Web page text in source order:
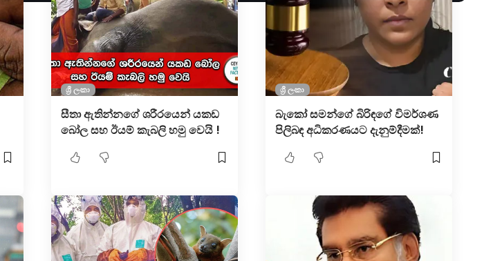
ශ්‍රී ලංකා
සීතා ඇතින්නගේ ශරීරයෙන් යකඩ
බෝල සහ ඊයම් කැබලි හමු වෙයි !
ශ්‍රී ලංකා
බැකෝ සමන්ගේ බිරිඳගේ විමර්ශණ
පිලිබඳ අධිකරණයට දැනුම්දීමක්!